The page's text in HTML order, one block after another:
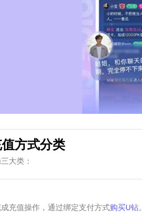
方式分类
大类：
充值操作，通过绑定支付方式购买U钻。